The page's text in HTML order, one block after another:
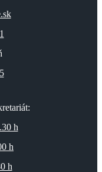
h
h
h